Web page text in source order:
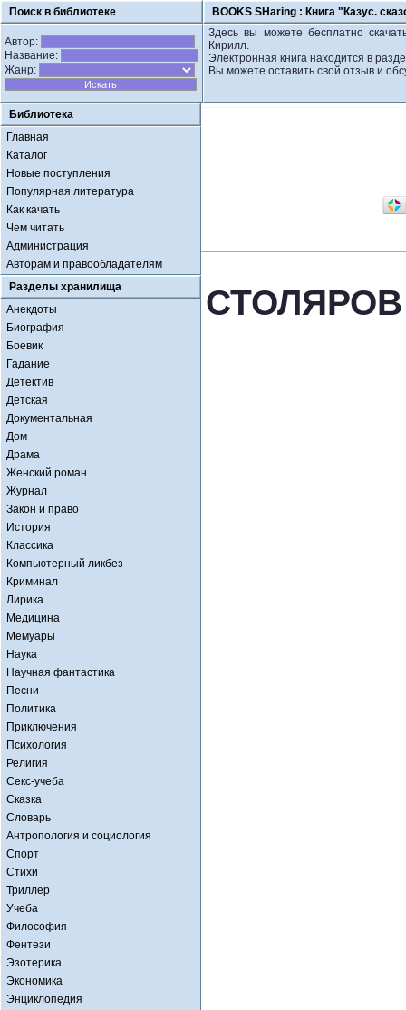
Поиск в библиотеке BOOKS SHaring : Книга "Казус.
Автор:
Название:
Жанр:
Здесь вы можете бесплатно
Кирилл.
Электронная книга находится в
Вы можете оставить свой отзыв и
Библиотека
Главная
Каталог
Новые поступления
Популярная литература
Как качать
Чем читать
Администрация
Авторам и правообладателям
Разделы хранилища
Анекдоты
Биография
Боевик
Гадание
Детектив
Детская
Документальная
Дом
Драма
Женский роман
Журнал
Закон и право
История
Классика
Компьютерный ликбез
Криминал
Лирика
Медицина
Мемуары
Наука
Научная фантастика
Песни
Политика
Приключения
Психология
Религия
Секс-учеба
Сказка
Словарь
Антропология и социология
Спорт
Стихи
Триллер
Учеба
Философия
Фентези
Эзотерика
Экономика
Энциклопедия
СТОЛЯРОВ